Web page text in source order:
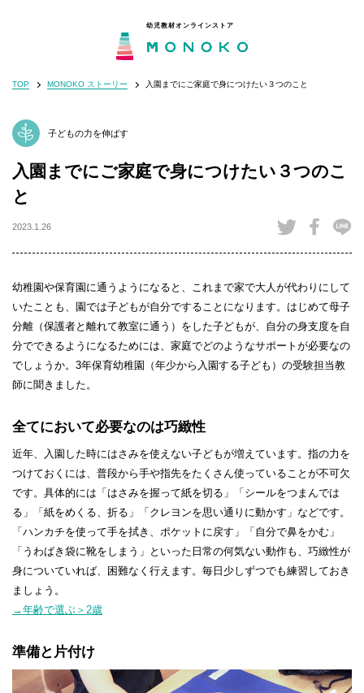
幼児教材オンラインストア
TOP MONOKO ストーリー 入園までにご家庭で身につけたい３つのこと
子どもの力を伸ばす
入園までにご家庭で身につけたい３つのこ
と
2023.1.26
幼稚園や保育園に通うようになると、これまで家で大人が代わりにして
いたことも、園では子どもが自分ですることになります。はじめて母子
分離（保護者と離れて教室に通う）をした子どもが、自分の身支度を自
分でできるようになるためには、家庭でどのようなサポートが必要なの
でしょうか。3年保育幼稚園（年少から入園する子ども）の受験担当教
師に聞きました。
全てにおいて必要なのは巧緻性
近年、入園した時にはさみを使えない子どもが増えています。指の力を
つけておくには、普段から手や指先をたくさん使っていることが不可欠
です。具体的には「はさみを握って紙を切る」「シールをつまんでは
る」「紙をめくる、折る」「クレヨンを思い通りに動かす」などです。
「ハンカチを使って手を拭き、ポケットに戻す」「自分で鼻をかむ」
「うわばき袋に靴をしまう」といった日常の何気ない動作も、巧緻性が
身についていれば、困難なく行えます。毎日少しずつでも練習しておき
ましょう。
→年齢で選ぶ＞2歳
準備と片付け
MONOKOとは
目的から選ぶ
モンテッソーリの分野から選ぶ
法人のお客さま
知育・子育てコラム
個人情報の取扱いについて お問い合わせ
閉じる